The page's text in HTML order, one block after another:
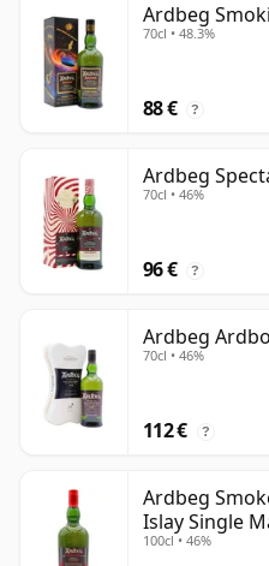
Ardbeg
70cl • 48.3%
88 € ?
Ardbeg
70cl • 46%
96 € ?
Ardbeg
70cl • 46%
112 € ?
Ardbeg
Islay Single
100cl • 46%